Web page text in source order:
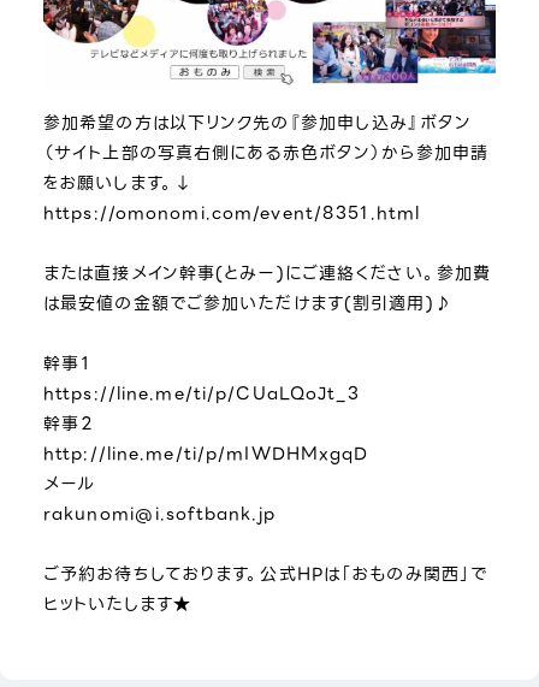
参加希望の方は以下リンク先の『参加申し込み』ボタン
（サイト上部の写真右側にある赤色ボタン）から参加申請
をお願いします。↓
https://omonomi.com/event/8351.html
または直接メイン幹事(とみー)にご連絡ください。参加費
は最安値の金額でご参加いただけます(割引適用)♪
幹事１
https://line.me/ti/p/CUaLQoJt_3
幹事２
http://line.me/ti/p/mIWDHMxgqD
メール
rakunomi@i.softbank.jp
ご予約お待ちしております。公式HPは「おものみ関西」で
ヒットいたします★